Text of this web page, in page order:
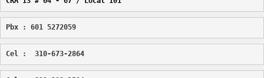
Pbx : 601 5272059
Cel :  310-673-2864